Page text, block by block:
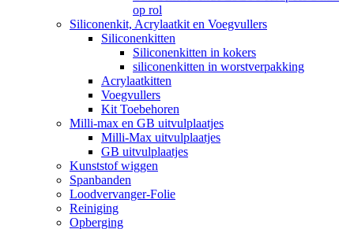
op rol
Siliconenkit, Acrylaatkit en Voegvullers
Siliconenkitten
Siliconenkitten in kokers
siliconenkitten in worstverpakking
Acrylaatkitten
Voegvullers
Kit Toebehoren
Milli-max en GB uitvulplaatjes
Milli-Max uitvulplaatjes
GB uitvulplaatjes
Kunststof wiggen
Spanbanden
Loodvervanger-Folie
Reiniging
Opberging